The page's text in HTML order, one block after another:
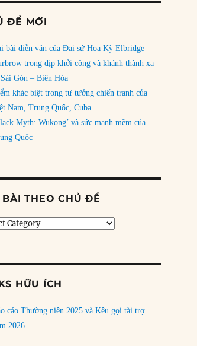
ĐỀ MỚI
bài diễn văn của Đại sứ Hoa Kỳ Elbridge
trong dịp khởi công và khánh thành xa
Gòn – Biên Hòa
khác biệt trong tư tưởng chiến tranh của
Nam, Trung Quốc, Cuba
Myth: Wukong’ và sức mạnh mềm của
Quốc
BÀI THEO CHỦ ĐỀ
HỮU ÍCH
cáo Thường niên 2025 và Kêu gọi tài trợ
2026